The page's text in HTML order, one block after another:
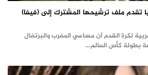
تقدم ملف ترشيحها المشترك إلى (فيفا)
لكرة القدم أن مساعي المغرب والبرتغال
بطولة كأس العالم…